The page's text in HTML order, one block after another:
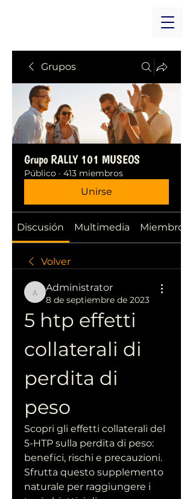
Grupos
Grupo RALLY 101 MUSEOS
Público · 413 miembros
Unirse
Discusión Multimedia Miembros
Volver
Administrator
Administrator
8 de septiembre de 2023
5 htp effetti
collaterali di
perdita di
peso
Scopri gli effetti collaterali del
5-HTP sulla perdita di peso:
benefici, rischi e precauzioni.
Sfrutta questo supplemento
naturale per raggiungere i